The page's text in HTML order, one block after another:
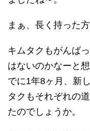
まぁ、長く持った
キムタクもがんば
はないのかなーと
でに1年8ヶ月、新
タクもそれぞれの
たのでしょうか。